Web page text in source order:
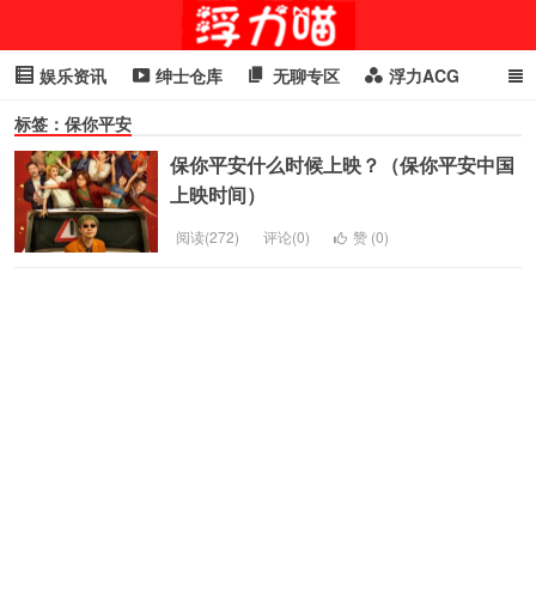
喵星闻
娱乐资讯 绅士仓库 无聊专区 浮力ACG
浮力GIF 明星头条
cosplay
标签：保你平安
保你平安什么时候上映？（保你平安中国
上映时间）
阅读(272) 评论(0) 赞 (0)